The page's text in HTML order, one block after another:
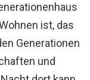
ist, das
Generationen
und